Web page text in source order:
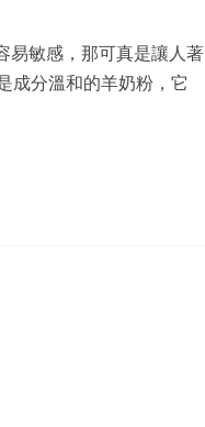
易敏感，那可真是讓人著
成分溫和的羊奶粉，它